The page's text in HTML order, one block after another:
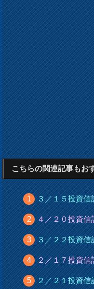
こちらの関連記事もお
３／１５投資信
４／２０投資信
３／２２投資信
２／１７投資信
２／２１投資信